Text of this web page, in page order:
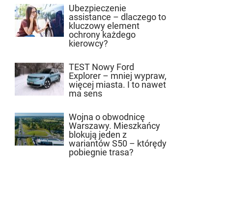
Ubezpieczenie
assistance – dlaczego to
kluczowy element
ochrony każdego
kierowcy?
TEST Nowy Ford
Explorer – mniej wypraw,
więcej miasta. I to nawet
ma sens
Wojna o obwodnicę
Warszawy. Mieszkańcy
blokują jeden z
wariantów S50 – którędy
pobiegnie trasa?